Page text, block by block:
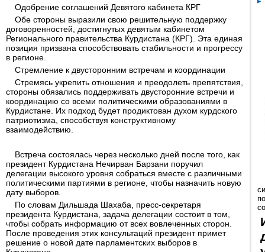
Одобрение соглашений Девятого кабинета КРГ
Обе стороны выразили свою решительную поддержку
договоренностей, достигнутых девятым кабинетом
Регионального правительства Курдистана (КРГ). Эта единая
позиция призвана способствовать стабильности и прогрессу
в регионе.
Стремление к двусторонним встречам и координации
Стремясь укрепить отношения и преодолеть препятствия,
стороны обязались поддерживать двусторонние встречи и
координацию со всеми политическими образованиями в
Курдистане. Их подход будет продиктован духом курдского
патриотизма, способствуя конструктивному
взаимодействию.
Встреча состоялась через несколько дней после того, как
президент Курдистана Нечирван Барзани поручил
делегации высокого уровня собраться вместе с различными
политическими партиями в регионе, чтобы назначить новую
дату выборов.
По словам Дильшада Шахаба, пресс-секретаря
президента Курдистана, задача делегации состоит в том,
чтобы собрать информацию от всех вовлеченных сторон.
После проведения этих консультаций президент примет
решение о новой дате парламентских выборов в